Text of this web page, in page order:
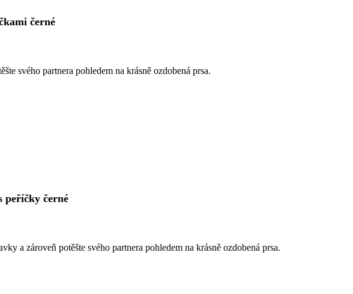
černé
svého partnera pohledem na krásně ozdobená prsa.
peříčky černé
a zároveň potěšte svého partnera pohledem na krásně ozdobená prsa.